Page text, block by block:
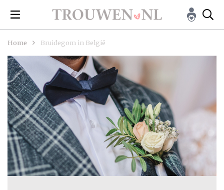
Home Bruidegom in België